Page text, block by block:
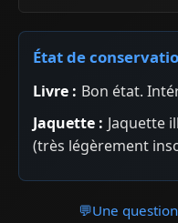
État de
Livre : Bon état.
Jaquette : Jaquette
(très légèrement
💬Une